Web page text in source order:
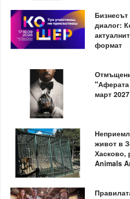
диалог:
формат
"Аферата
март
живот в
Хасково,
Animals